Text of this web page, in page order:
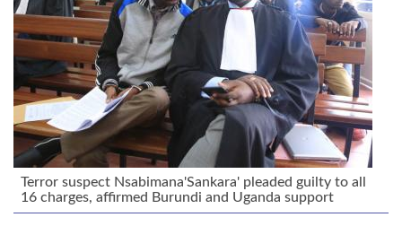
Terror suspect Nsabimana'Sankara' pleaded guilty to all
16 charges, affirmed Burundi and Uganda support